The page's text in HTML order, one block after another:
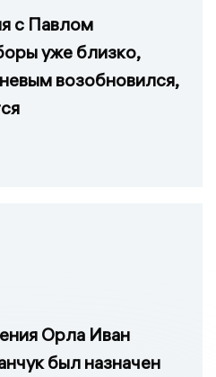
с Павлом
уже близко,
возобновился,
Орла Иван
был назначен